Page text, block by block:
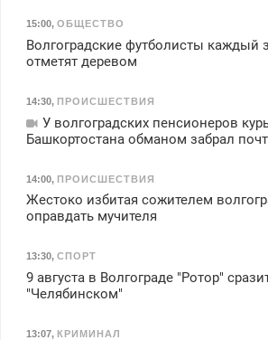
15:00, ОБЩЕСТВО
Волгоградские футболисты каждый
отметят деревом
14:30, ПРОИСШЕСТВИЯ
У волгоградских пенсионеров
Башкортостана обманом забрал
14:00, ПРОИСШЕСТВИЯ
Жестоко избитая сожителем
оправдать мучителя
13:30, СПОРТ
9 августа в Волгограде "Ротор"
"Челябинском"
13:07, КРИМИНАЛ